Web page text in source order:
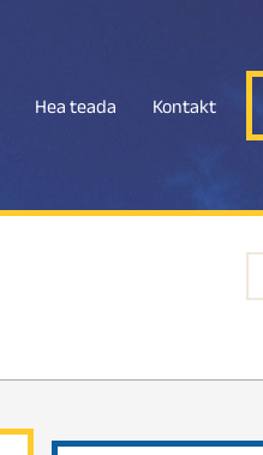
Hea teada Kontakt